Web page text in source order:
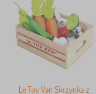
Le Toy Van Skrzynka z